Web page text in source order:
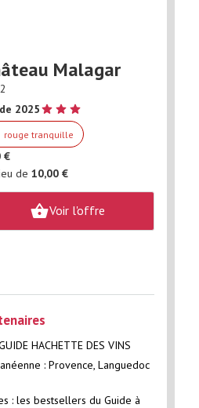
Malagar
2025
rouge tranquille
€
de 10,00 €
Voir l'offre
HACHETTE DES VINS
: Provence, Languedoc
: les bestsellers du Guide à